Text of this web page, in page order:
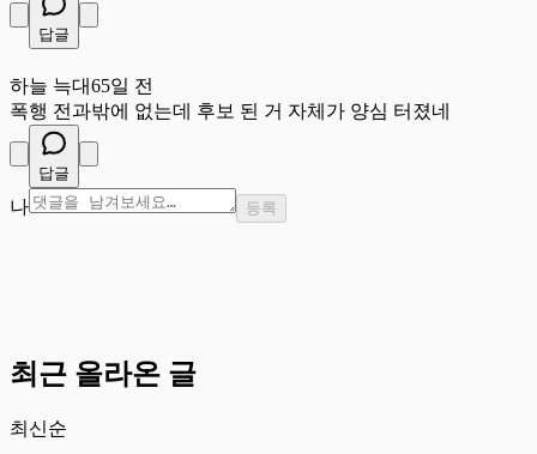
답글
하늘 늑대65일 전
폭행 전과밖에 없는데 후보 된 거 자체가 양심 터졌네
답글
나 등록
최근 올라온 글
최신순